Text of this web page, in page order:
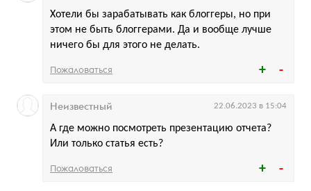
Хотели бы зарабатывать как блоггеры, но при
этом не быть блоггерами. Да и вообще лучше
ничего бы для этого не делать.
Пожаловаться
А где можно посмотреть презентацию отчета?
Или только статья есть?
Неизвестный 22.06.2023 в 15:04
Пожаловаться